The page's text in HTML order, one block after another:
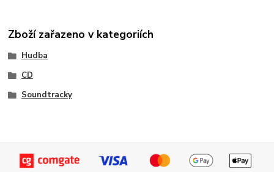
Zboží zařazeno v kategoriích
Hudba
CD
Soundtracky